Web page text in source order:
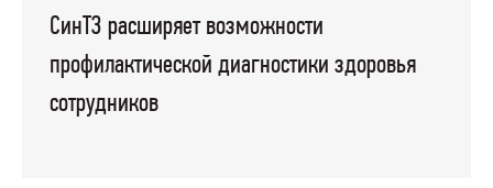
СинТЗ расширяет возможности
профилактической диагностики здоровья
сотрудников